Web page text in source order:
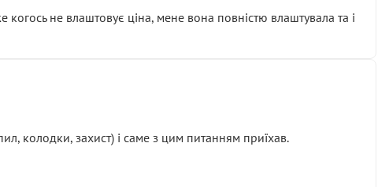
не влаштовує ціна, мене вона повністю влаштувала та і
колодки, захист) і саме з цим питанням приїхав.